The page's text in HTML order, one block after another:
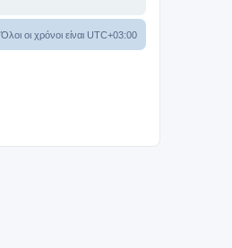
Όλοι οι χρόνοι είναι UTC+03:00